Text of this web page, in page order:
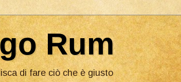
Rum
di fare ciò che è giusto